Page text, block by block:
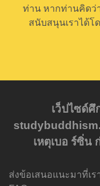
ท่าน หากท่านคิดว่
สนับสนุนเราได้โ
เว็ปไซด์
เหตุเบอ ร์ซิ่น
ส่งข้อเสนอแนะมาที่เร